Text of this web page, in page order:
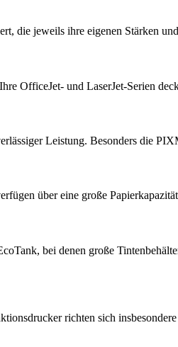
die jeweils ihre eigenen Stärken
OfficeJet- und LaserJet-Serien
Leistung. Besonders die
über eine große
bei denen große
richten sich